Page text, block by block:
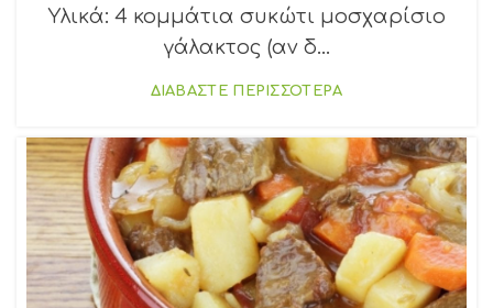
Υλικά: 4 κομμάτια συκώτι μοσχαρίσιο
γάλακτος (αν δ...
ΔΙΑΒΑΣΤΕ ΠΕΡΙΣΣΟΤΕΡΑ